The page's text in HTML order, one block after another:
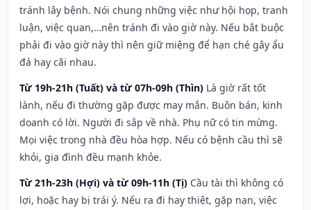
tránh lây bệnh. Nói chung những việc như hội họp, tranh
luận, việc quan,…nên tránh đi vào giờ này. Nếu bắt buộc
phải đi vào giờ này thì nên giữ miệng để hạn ché gây ẩu
đả hay cãi nhau.
Từ 19h-21h (Tuất) và từ 07h-09h (Thìn) Là giờ rất tốt
lành, nếu đi thường gặp được may mắn. Buôn bán, kinh
doanh có lời. Người đi sắp về nhà. Phụ nữ có tin mừng.
Mọi việc trong nhà đều hòa hợp. Nếu có bệnh cầu thì sẽ
khỏi, gia đình đều mạnh khỏe.
Từ 21h-23h (Hợi) và từ 09h-11h (Tị) Cầu tài thì không có
lợi, hoặc hay bị trái ý. Nếu ra đi hay thiệt, gặp nạn, việc